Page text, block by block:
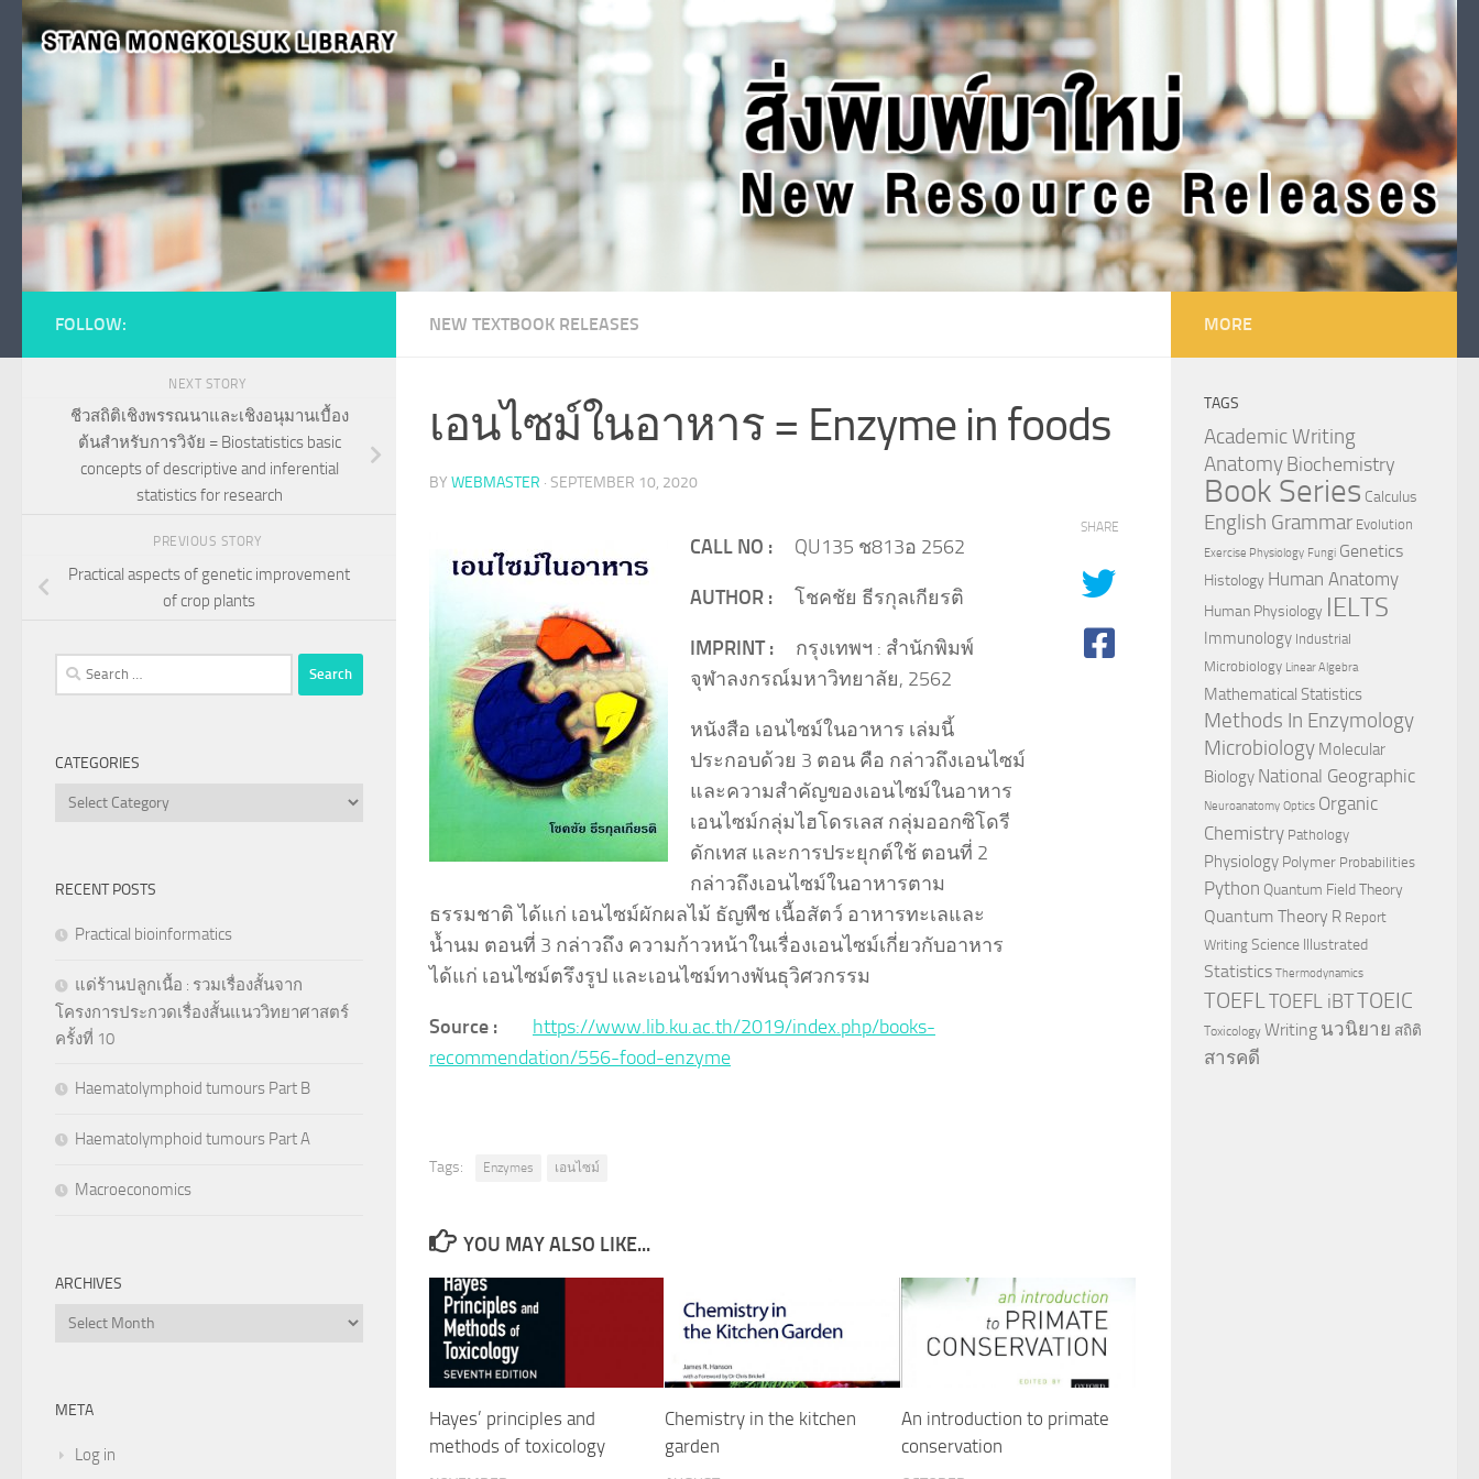
Skip to content
NEW TEXTBOOK RELEASES
เอนไซม์ในอาหาร = Enzyme in foods
BY WEBMASTER · SEPTEMBER 10, 2020
CALL NO : QU135 ช813อ 2562
AUTHOR : โชคชัย ธีรกุลเกียรติ
IMPRINT : กรุงเทพฯ : สำนักพิมพ์
จุฬาลงกรณ์มหาวิทยาลัย, 2562
หนังสือ เอนไซม์ในอาหาร เล่มนี้
ประกอบด้วย 3 ตอน คือ กล่าวถึงเอนไซม์
และความสำคัญของเอนไซม์ในอาหาร
เอนไซม์กลุ่มไฮโดรเลส กลุ่มออกซิโดรี
ดักเทส และการประยุกต์ใช้ ตอนที่ 2
กล่าวถึงเอนไซม์ในอาหารตาม
ธรรมชาติ ได้แก่ เอนไซม์ผักผลไม้ ธัญพืช เนื้อสัตว์ อาหารทะเลและ
น้ำนม ตอนที่ 3 กล่าวถึง ความก้าวหน้าในเรื่องเอนไซม์เกี่ยวกับอาหาร
ได้แก่ เอนไซม์ตรึงรูป และเอนไซม์ทางพันธุวิศวกรรม
Source : https://www.lib.ku.ac.th/2019/index.php/books-
recommendation/556-food-enzyme
SHARE
Tags: Enzymes เอนไซม์
YOU MAY ALSO LIKE...
Hayes’ principles and
methods of toxicology
Chemistry in the kitchen
garden
An introduction to primate
conservation
FOLLOW:
NEXT STORY
ชีวสถิติเชิงพรรณนาและเชิงอนุมานเบื้อง
ต้นสำหรับการวิจัย = Biostatistics basic
concepts of descriptive and inferential
statistics for research
PREVIOUS STORY
Practical aspects of genetic improvement
of crop plants
Search
for:
CATEGORIES
Categories
RECENT POSTS
Practical bioinformatics
แด่ร้านปลูกเนื้อ : รวมเรื่องสั้นจาก
โครงการประกวดเรื่องสั้นแนววิทยาศาสตร์
ครั้งที่ 10
Haematolymphoid tumours Part B
Haematolymphoid tumours Part A
Macroeconomics
ARCHIVES
Archives
META
Log in
MORE
TAGS
Academic Writing
AnatomyBiochemistry
Book Series Calculus
English Grammar Evolution
Exercise Physiology Fungi Genetics
Histology Human Anatomy
Human Physiology IELTS
Immunology Industrial
Microbiology Linear Algebra
Mathematical Statistics
Methods In Enzymology
Microbiology Molecular
Biology National Geographic
Neuroanatomy Optics Organic
Chemistry Pathology
Physiology Polymer Probabilities
Python Quantum Field Theory
Quantum Theory R Report
Writing Science Illustrated
Statistics Thermodynamics
TOEFL TOEFL iBTTOEIC
Toxicology Writing นวนิยาย สถิติ
สารคดี